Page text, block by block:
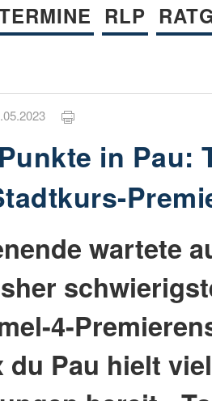
RLP
in Pau:
wartete
4-
du Pau hielt